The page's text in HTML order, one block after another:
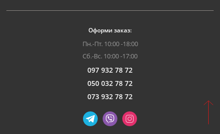
Оформи заказ:
Пн.-Пт. 10:00 -18:00
Сб.-Вс. 10:00 -17:00
097 932 78 72
050 032 78 72
073 932 78 72